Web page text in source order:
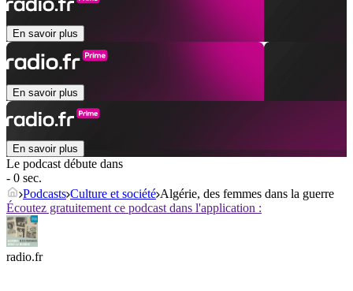
En savoir plus
En savoir plus
En savoir plus
Le podcast débute dans
- 0 sec.
Podcasts Culture et société Algérie, des femmes dans la guerre
Écoutez gratuitement ce podcast dans l'application :
radio.fr